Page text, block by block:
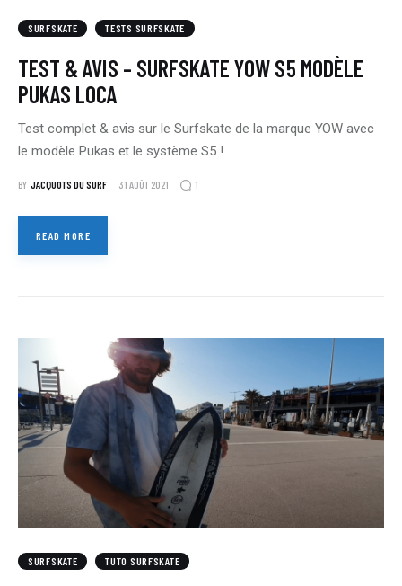
SURFSKATE TESTS SURFSKATE
TEST & AVIS – SURFSKATE YOW S5 MODÈLE
PUKAS LOCA
Test complet & avis sur le Surfskate de la marque YOW avec
le modèle Pukas et le système S5 !
BY JACQUOTS DU SURF 31 AOÛT 2021 1
READ MORE
SURFSKATE TUTO SURFSKATE